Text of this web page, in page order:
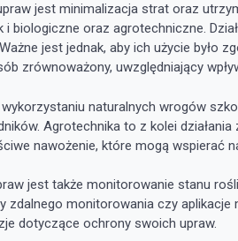
jest minimalizacja strat oraz
biologiczne oraz agrotechniczne.
jest jednak, aby ich użycie było
zrównoważony, uwzględniający
naturalnych wrogów
Agrotechnika to z kolei
nawożenie, które mogą wspierać
jest także monitorowanie stanu
zdalnego monitorowania czy
dotyczące ochrony swoich upraw.